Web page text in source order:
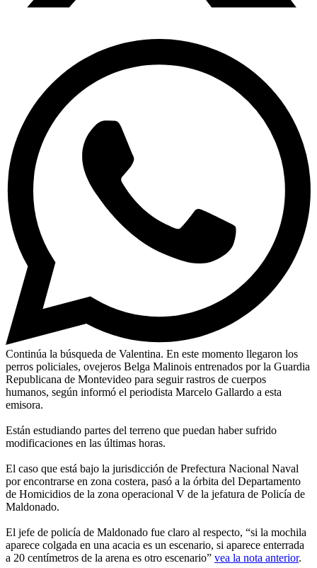
Continúa la búsqueda de Valentina. En este momento llegaron los
perros policiales, ovejeros Belga Malinois entrenados por la Guardia
Republicana de Montevideo para seguir rastros de cuerpos
humanos, según informó el periodista Marcelo Gallardo a esta
emisora.
Están estudiando partes del terreno que puedan haber sufrido
modificaciones en las últimas horas.
El caso que está bajo la jurisdicción de Prefectura Nacional Naval
por encontrarse en zona costera, pasó a la órbita del Departamento
de Homicidios de la zona operacional V de la jefatura de Policía de
Maldonado.
El jefe de policía de Maldonado fue claro al respecto, “si la mochila
aparece colgada en una acacia es un escenario, si aparece enterrada
a 20 centímetros de la arena es otro escenario” vea la nota anterior.